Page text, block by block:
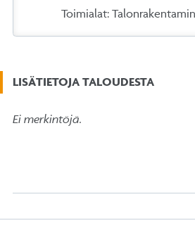
Toimialat:
LISÄTIETOJA TALOUDESTA
Ei merkintöjä.